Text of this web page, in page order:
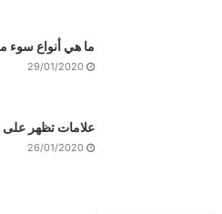
ما هي أنواع سوء
29/01/2020
علامات تظهر على
26/01/2020